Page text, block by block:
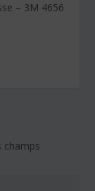
– 3M 4656
champs